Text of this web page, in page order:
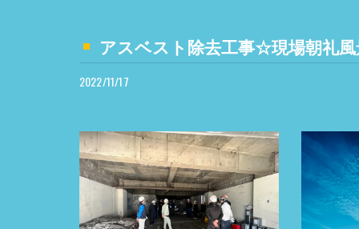
アスベスト除去工事☆現場朝礼
2022/11/17